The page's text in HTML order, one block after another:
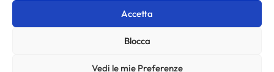
Accetta
Blocca
Vedi le mie Preferenze